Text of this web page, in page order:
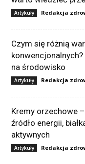
Artykuły Redakcja
Czym się różnią
na środowisko
Artykuły Redakcja
Kremy orzechowe
źródło energii,
aktywnych
Artykuły Redakcja